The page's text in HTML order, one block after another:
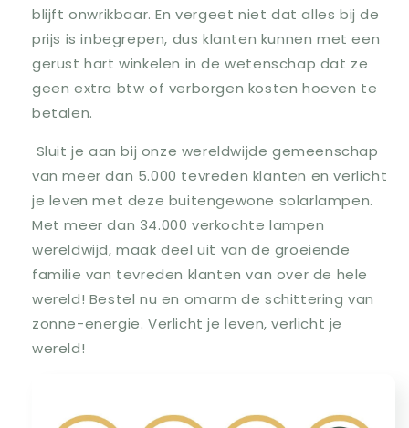
blijft onwrikbaar. En vergeet niet dat alles bij de
prijs is inbegrepen, dus klanten kunnen met een
gerust hart winkelen in de wetenschap dat ze
geen extra btw of verborgen kosten hoeven te
betalen.
Sluit je aan bij onze wereldwijde gemeenschap
van meer dan 5.000 tevreden klanten en verlicht
je leven met deze buitengewone solarlampen.
Met meer dan 34.000 verkochte lampen
wereldwijd, maak deel uit van de groeiende
familie van tevreden klanten van over de hele
wereld! Bestel nu en omarm de schittering van
zonne-energie. Verlicht je leven, verlicht je
wereld!